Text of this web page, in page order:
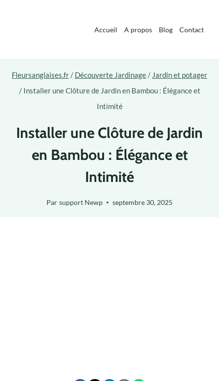
Accueil A propos Blog Contact
Fleursanglaises.fr/ Découverte Jardinage/ Jardin et potager
/ Installer une Clôture de Jardin en Bambou : Élégance et
Intimité
Installer une Clôture de Jardin
en Bambou : Élégance et
Intimité
Par support Newp septembre 30, 2025